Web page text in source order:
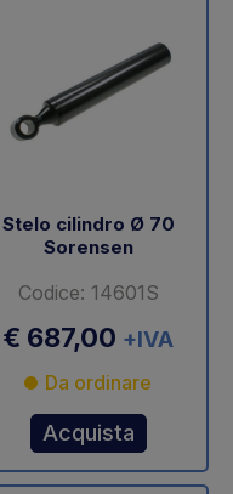
Stelo cilindro Ø 70
Sorensen
Codice: 14601S
€ 687,00 +IVA
Da ordinare
Acquista